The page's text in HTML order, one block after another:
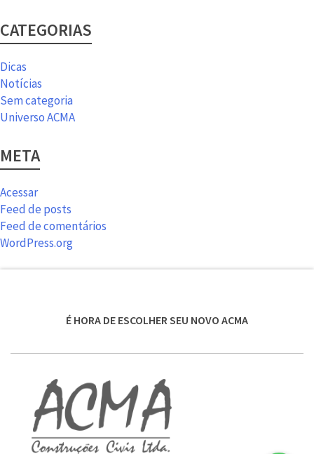
CATEGORIAS
Dicas
Notícias
Sem categoria
Universo ACMA
META
Acessar
Feed de posts
Feed de comentários
WordPress.org
É HORA DE ESCOLHER SEU NOVO ACMA